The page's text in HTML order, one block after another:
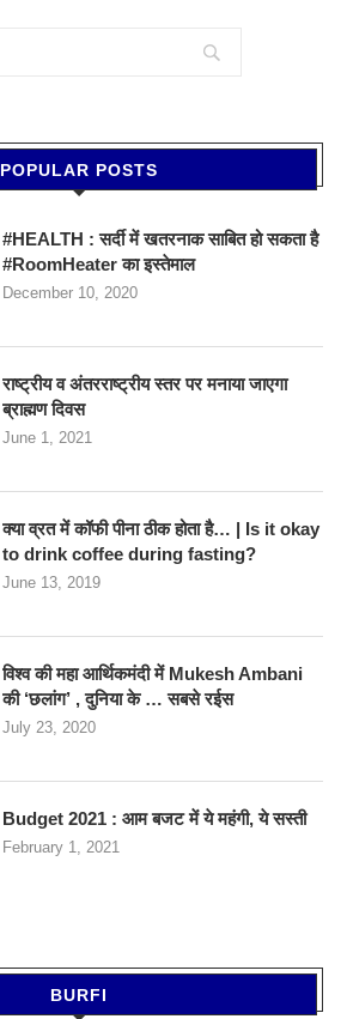
POPULAR POSTS
#HEALTH : सर्दी में खतरनाक साबित हो सकता है
#RoomHeater का इस्तेमाल
December 10, 2020
राष्ट्रीय व अंतरराष्ट्रीय स्तर पर मनाया जाएगा
ब्राह्मण दिवस
June 1, 2021
क्या व्रत में कॉफी पीना ठीक होता है… | Is it okay
to drink coffee during fasting?
June 13, 2019
विश्व की महा आर्थिकमंदी में Mukesh Ambani
की ‘छलांग’ , दुनिया के … सबसे रईस
July 23, 2020
Budget 2021 : आम बजट में ये महंगी, ये सस्‍ती
February 1, 2021
BURFI